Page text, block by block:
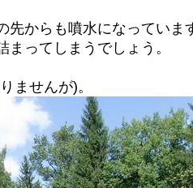
先からも噴水になっていま
ってしまうでしょう。
ませんが)。